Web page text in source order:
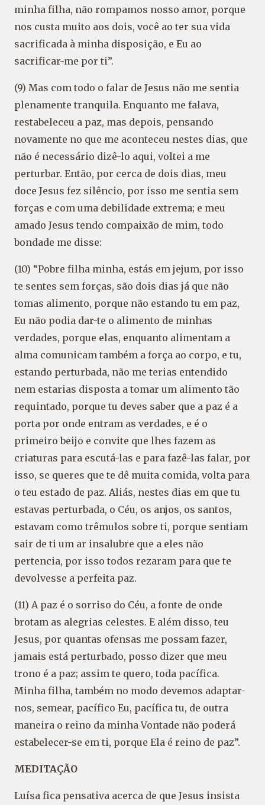
minha filha, não rompamos nosso amor, porque
nos custa muito aos dois, você ao ter sua vida
sacrificada à minha disposição, e Eu ao
sacrificar-me por ti”.
(9) Mas com todo o falar de Jesus não me sentia
plenamente tranquila. Enquanto me falava,
restabeleceu a paz, mas depois, pensando
novamente no que me aconteceu nestes dias, que
não é necessário dizê-lo aqui, voltei a me
perturbar. Então, por cerca de dois dias, meu
doce Jesus fez silêncio, por isso me sentia sem
forças e com uma debilidade extrema; e meu
amado Jesus tendo compaixão de mim, todo
bondade me disse:
(10) “Pobre filha minha, estás em jejum, por isso
te sentes sem forças, são dois dias já que não
tomas alimento, porque não estando tu em paz,
Eu não podia dar-te o alimento de minhas
verdades, porque elas, enquanto alimentam a
alma comunicam também a força ao corpo, e tu,
estando perturbada, não me terias entendido
nem estarias disposta a tomar um alimento tão
requintado, porque tu deves saber que a paz é a
porta por onde entram as verdades, e é o
primeiro beijo e convite que lhes fazem as
criaturas para escutá-las e para fazê-las falar, por
isso, se queres que te dê muita comida, volta para
o teu estado de paz. Aliás, nestes dias em que tu
estavas perturbada, o Céu, os anjos, os santos,
estavam como trêmulos sobre ti, porque sentiam
sair de ti um ar insalubre que a eles não
pertencia, por isso todos rezaram para que te
devolvesse a perfeita paz.
(11) A paz é o sorriso do Céu, a fonte de onde
brotam as alegrias celestes. E além disso, teu
Jesus, por quantas ofensas me possam fazer,
jamais está perturbado, posso dizer que meu
trono é a paz; assim te quero, toda pacífica.
Minha filha, também no modo devemos adaptar-
nos, semear, pacífico Eu, pacífica tu, de outra
maneira o reino da minha Vontade não poderá
estabelecer-se em ti, porque Ela é reino de paz”.
MEDITAÇÃO
Luísa fica pensativa acerca de que Jesus insista